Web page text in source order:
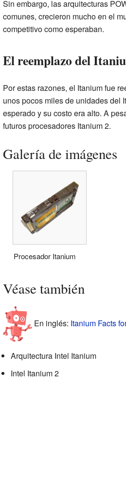
Sin embargo, las arquitecturas
comunes, crecieron mucho en el
competitivo como esperaban.
El reemplazo del
Por estas razones, el Itanium fue
unos pocos miles de unidades del
esperado y su costo era alto. A
futuros procesadores Itanium 2.
Galería de imágenes
Procesador Itanium
Véase también
En inglés: Itanium Facts
Arquitectura Intel Itanium
Intel Itanium 2